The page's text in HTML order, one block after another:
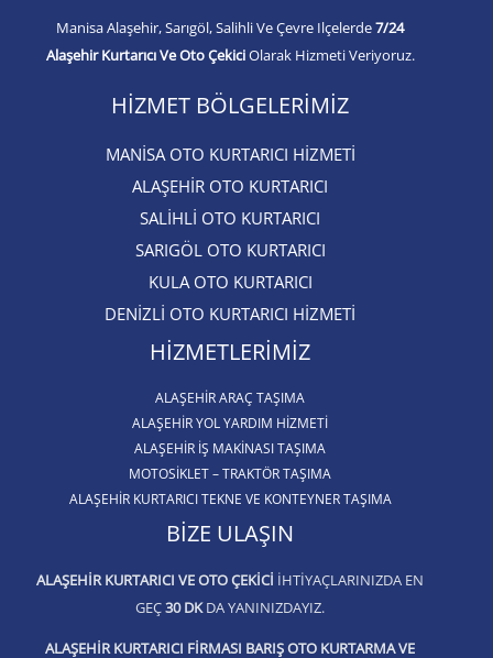
Manisa Alaşehir, Sarıgöl, Salihli Ve Çevre Ilçelerde7/24
Alaşehir Kurtarıcı Ve Oto ÇekiciOlarak Hizmeti Veriyoruz.
HIZMET BÖLGELERIMIZ
MANİSA OTO KURTARICI HİZMETİ
ALAŞEHİR OTO KURTARICI​
SALİHLİ OTO KURTARICI​
SARIGÖL OTO KURTARICI​
KULA OTO KURTARICI​
DENİZLİ OTO KURTARICI HİZMETİ
HIZMETLERIMIZ
ALAŞEHIR ARAÇ TAŞIMA
ALAŞEHİR YOL YARDIM HİZMETİ
ALAŞEHIR İŞ MAKINASI TAŞIMA
MOTOSIKLET – TRAKTÖR TAŞIMA
ALAŞEHIR KURTARICI TEKNE VE KONTEYNER TAŞIMA
BIZE ULAŞIN
ALAŞEHIR KURTARICI VE OTO ÇEKICI IHTIYAÇLARINIZDA EN
GEÇ30 DKDA YANINIZDAYIZ.
ALAŞEHIR KURTARICI FIRMASI BARIŞ OTO KURTARMA VE